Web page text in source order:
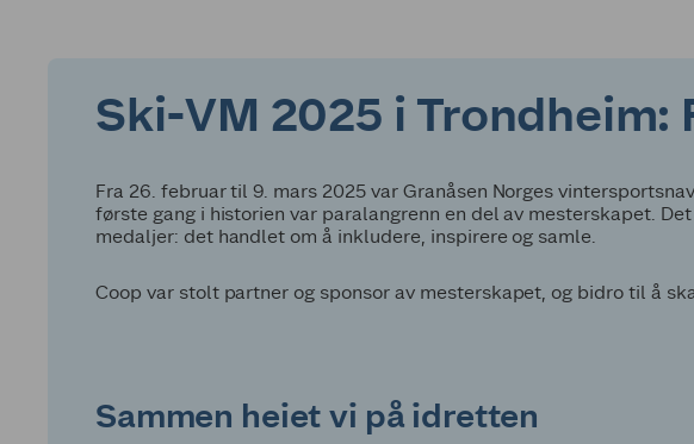
Ski-VM 2025 i
Fra 26. februar til 9. mars 2025 var Granåsen Norges
første gang i historien var paralangrenn en del av mesterskapet.
medaljer: det handlet om å inkludere, inspirere og samle.
Coop var stolt partner og sponsor av mesterskapet, og bidro til å
Sammen heiet vi på idretten